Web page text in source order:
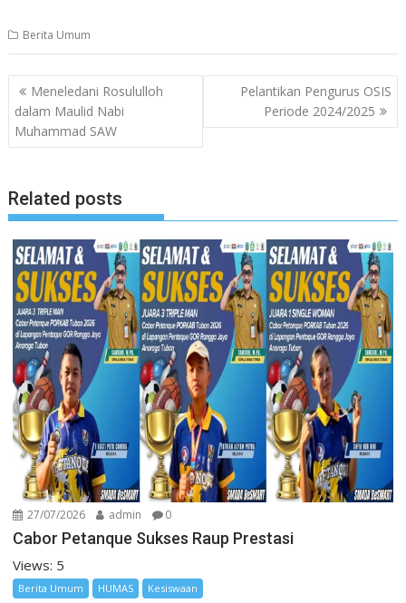
Berita Umum
Navigasi
pos
Meneledani Rosululloh
dalam Maulid Nabi
Muhammad SAW
Pelantikan Pengurus OSIS
Periode 2024/2025
Related posts
27/07/2026 admin 0
Cabor Petanque Sukses Raup Prestasi
Views: 5
Berita Umum HUMAS Kesiswaan